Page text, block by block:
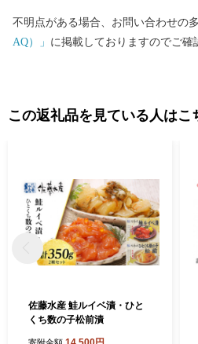
不明点がある場合、お問い合わせの
AQ）」 に掲載しておりますのでご確
この返礼品を見ている人はこ
佐藤水産 鮭ルイベ漬・ひと
くち数の子松前漬